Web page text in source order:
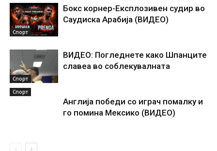
Спорт
Бокс корнер-Експлозивен судир во
Саудиска Арабија (ВИДЕО)
Спорт
ВИДЕО: Погледнете како Шпанците
славеа во соблекувалната
Спорт
Англија победи со играч помалку и
го помина Мексико (ВИДЕО)